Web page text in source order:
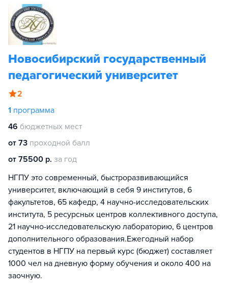
Новосибирский государственный
педагогический университет
2
1 программа
46 бюджетных мест
от 73 проходной балл
от 75500 р. за год
НГПУ это современный, быстроразвивающийся
университет, включающий в себя 9 институтов, 6
факультетов, 65 кафедр, 4 научно-исследовательских
института, 5 ресурсных центров коллективного доступа,
21 научно-исследовательскую лабораторию, 6 центров
дополнительного образования.Ежегодный набор
студентов в НГПУ на первый курс (бюджет) составляет
1000 чел на дневную форму обучения и около 400 на
заочную.